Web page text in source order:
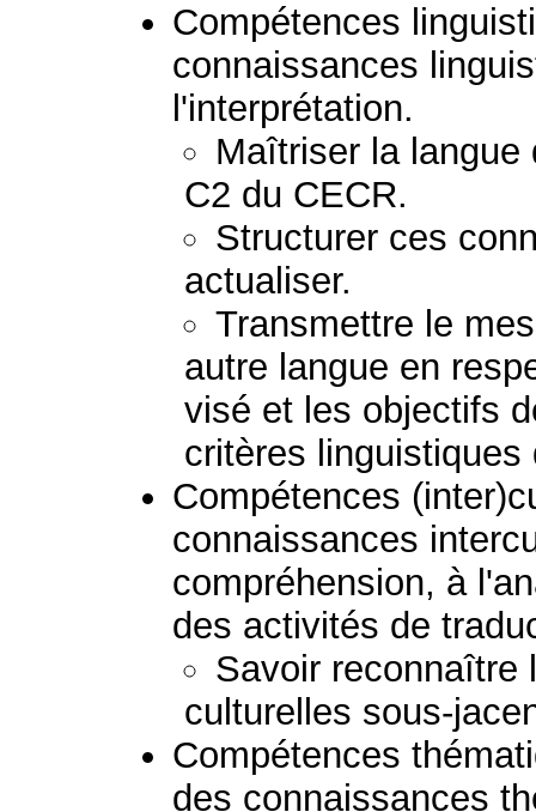
Compétences
connaissances
l'interprétation.
Maîtriser la langue
C2 du CECR.
Structurer ces
actualiser.
Transmettre le
autre langue en
visé et les objectifs
critères
Compétences
connaissances
compréhension, à
des activités de
Savoir reconnaître
culturelles sous-
Compétences
des connaissances